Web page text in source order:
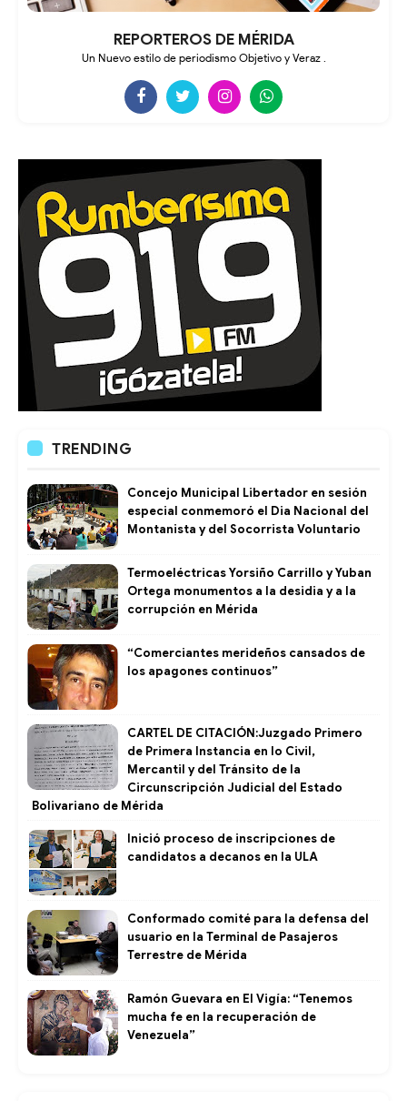
REPORTEROS DE MÉRIDA
Un Nuevo estilo de periodismo Objetivo y Veraz .
TRENDING
Concejo Municipal Libertador en sesión
especial conmemoró el Dia Nacional del
Montanista y del Socorrista Voluntario
Termoeléctricas Yorsiño Carrillo y Yuban
Ortega monumentos a la desidia y a la
corrupción en Mérida
“Comerciantes merideños cansados de
los apagones continuos”
CARTEL DE CITACIÓN:Juzgado Primero
de Primera Instancia en lo Civil,
Mercantil y del Tránsito de la
Circunscripción Judicial del Estado
Bolivariano de Mérida
Inició proceso de inscripciones de
candidatos a decanos en la ULA
Conformado comité para la defensa del
usuario en la Terminal de Pasajeros
Terrestre de Mérida
Ramón Guevara en El Vigía: “Tenemos
mucha fe en la recuperación de
Venezuela”